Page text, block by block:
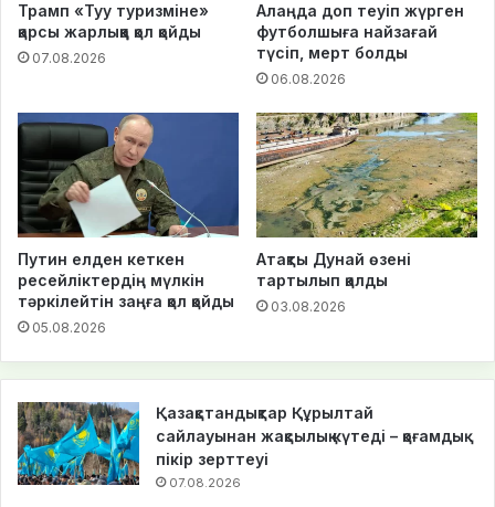
Трамп «Туу туризміне»
қарсы жарлыққа қол қойды
07.08.2026
Алаңда доп теуіп жүрген
футболшыға найзағай
түсіп, мерт болды
06.08.2026
Путин елден кеткен
ресейліктердің мүлкін
тәркілейтін заңға қол қойды
05.08.2026
Атақты Дунай өзені
тартылып қалды
03.08.2026
Қазақстандықтар Құрылтай
сайлауынан жақсылық күтеді – қоғамдық
пікір зерттеуі
07.08.2026